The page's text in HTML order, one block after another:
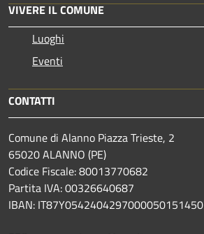
VIVERE IL COMUNE
Luoghi
Eventi
CONTATTI
Comune di Alanno Piazza Trieste, 2
65020 ALANNO (PE)
Codice Fiscale: 80013770682
Partita IVA: 00326640687
IBAN: IT87Y0542404297000050151450